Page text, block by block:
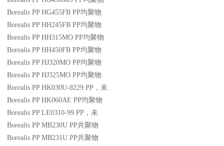
Borealis PP HG455FB PP均聚物
Borealis PP HH245FB PP均聚物
Borealis PP HH315MO PP均聚物
Borealis PP HH450FB PP均聚物
Borealis PP HJ320MO PP均聚物
Borealis PP HJ325MO PP均聚物
Borealis PP HK030U-8229 PP ，未
Borealis PP HK060AE PP均聚物
Borealis PP LE0310-99 PP ，未
Borealis PP MB230U PP共聚物
Borealis PP MB231U PP共聚物